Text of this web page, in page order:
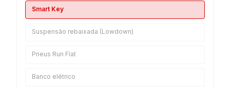
Smart Key
Suspensão rebaixada (Lowdown)
Pneus Run Flat
Banco elétrico